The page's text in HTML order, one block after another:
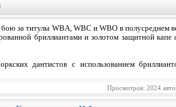
за титулы WBA, WBC и WBO в полусреднем
бриллиантами и золотом защитной
дантистов с использованием
Просмотров: 2024